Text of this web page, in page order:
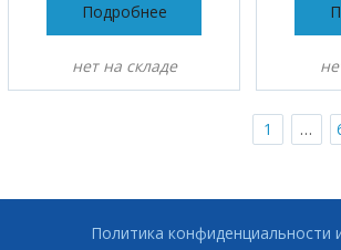
Подробнее
нет на складе
1 …
Политика конфиденциальности